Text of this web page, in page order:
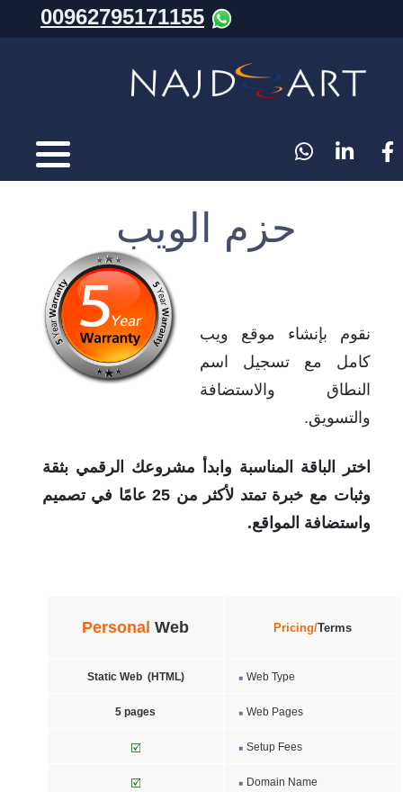
00962795171155
حزم الويب
نقوم بإنشاء موقع ويب
كامل مع تسجيل اسم
النطاق والاستضافة
والتسويق.
اختر الباقة المناسبة وابدأ مشروعك الرقمي بثقة
وثبات مع خبرة تمتد لأكثر من 25 عامًا في تصميم
واستضافة المواقع.
Pricing/Terms
Personal Web
Web Type
Static Web (HTML)
Web Pages
5 pages
Setup Fees
Domain Name